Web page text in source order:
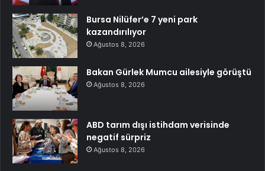
Bursa Nilüfer’e 7 yeni park
kazandırılıyor
Ağustos 8, 2026
Bakan Gürlek Mumcu ailesiyle görüştü
Ağustos 8, 2026
ABD tarım dışı istihdam verisinde
negatif sürpriz
Ağustos 8, 2026